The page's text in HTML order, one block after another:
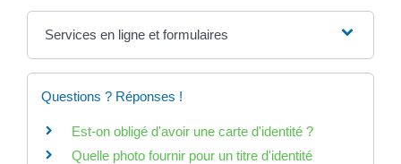
Services en ligne et formulaires
Questions ? Réponses !
Est-on obligé d'avoir une carte d'identité ?
Quelle photo fournir pour un titre d'identité